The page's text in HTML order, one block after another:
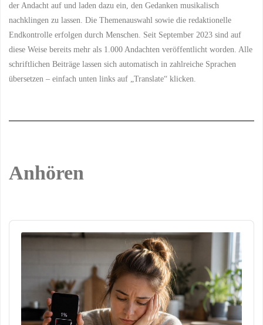
der Andacht auf und laden dazu ein, den Gedanken musikalisch
nachklingen zu lassen. Die Themenauswahl sowie die redaktionelle
Endkontrolle erfolgen durch Menschen. Seit September 2023 sind auf
diese Weise bereits mehr als 1.000 Andachten veröffentlicht worden. Alle
schriftlichen Beiträge lassen sich automatisch in zahlreiche Sprachen
übersetzen – einfach unten links auf „Translate“ klicken.
Anhören
Audio
Player